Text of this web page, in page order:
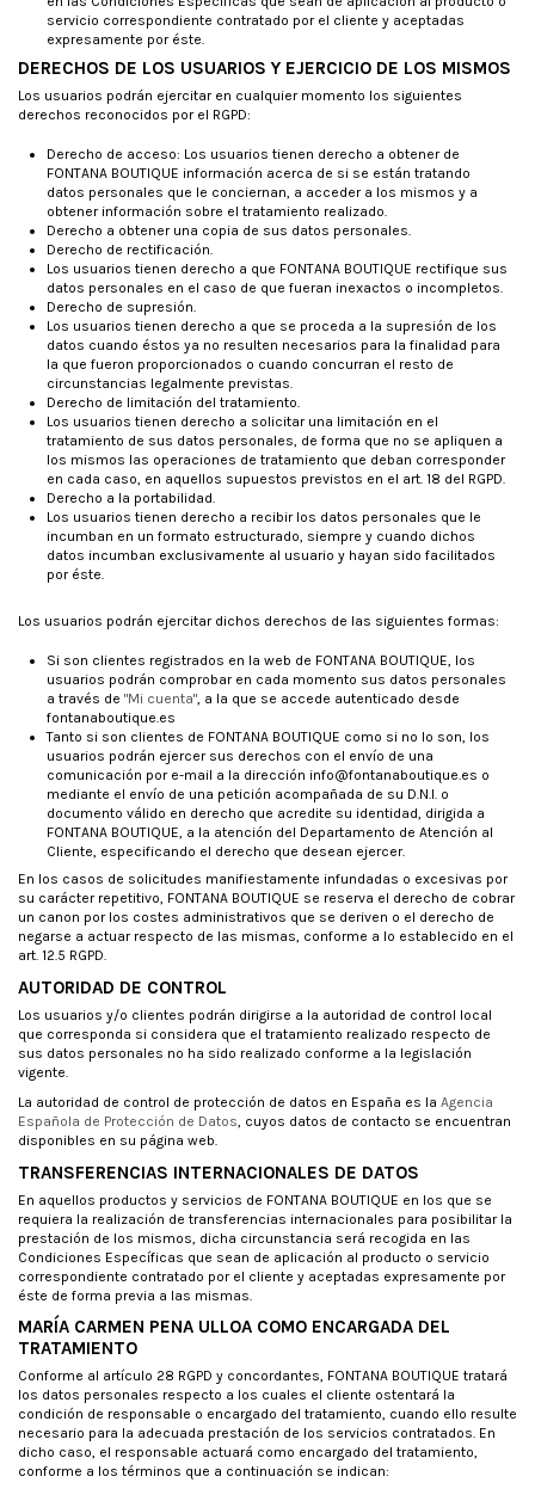
servicio correspondiente contratado por el cliente y aceptadas
expresamente por éste.
DERECHOS DE LOS USUARIOS Y EJERCICIO DE LOS MISMOS
Los usuarios podrán ejercitar en cualquier momento los siguientes
derechos reconocidos por el RGPD:
Derecho de acceso: Los usuarios tienen derecho a obtener de
FONTANA BOUTIQUE información acerca de si se están tratando
datos personales que le conciernan, a acceder a los mismos y a
obtener información sobre el tratamiento realizado.
Derecho a obtener una copia de sus datos personales.
Derecho de rectificación.
Los usuarios tienen derecho a que FONTANA BOUTIQUE rectifique sus
datos personales en el caso de que fueran inexactos o incompletos.
Derecho de supresión.
Los usuarios tienen derecho a que se proceda a la supresión de los
datos cuando éstos ya no resulten necesarios para la finalidad para
la que fueron proporcionados o cuando concurran el resto de
circunstancias legalmente previstas.
Derecho de limitación del tratamiento.
Los usuarios tienen derecho a solicitar una limitación en el
tratamiento de sus datos personales, de forma que no se apliquen a
los mismos las operaciones de tratamiento que deban corresponder
en cada caso, en aquellos supuestos previstos en el art. 18 del RGPD.
Derecho a la portabilidad.
Los usuarios tienen derecho a recibir los datos personales que le
incumban en un formato estructurado, siempre y cuando dichos
datos incumban exclusivamente al usuario y hayan sido facilitados
por éste.
Los usuarios podrán ejercitar dichos derechos de las siguientes formas:
Si son clientes registrados en la web de FONTANA BOUTIQUE, los
usuarios podrán comprobar en cada momento sus datos personales
a través de "Mi cuenta", a la que se accede autenticado desde
fontanaboutique.es
Tanto si son clientes de FONTANA BOUTIQUE como si no lo son, los
usuarios podrán ejercer sus derechos con el envío de una
comunicación por e-mail a la dirección info@fontanaboutique.es o
mediante el envío de una petición acompañada de su D.N.I. o
documento válido en derecho que acredite su identidad, dirigida a
FONTANA BOUTIQUE, a la atención del Departamento de Atención al
Cliente, especificando el derecho que desean ejercer.
En los casos de solicitudes manifiestamente infundadas o excesivas por
su carácter repetitivo, FONTANA BOUTIQUE se reserva el derecho de cobrar
un canon por los costes administrativos que se deriven o el derecho de
negarse a actuar respecto de las mismas, conforme a lo establecido en el
art. 12.5 RGPD.
AUTORIDAD DE CONTROL
Los usuarios y/o clientes podrán dirigirse a la autoridad de control local
que corresponda si considera que el tratamiento realizado respecto de
sus datos personales no ha sido realizado conforme a la legislación
vigente.
La autoridad de control de protección de datos en España es la Agencia
Española de Protección de Datos, cuyos datos de contacto se encuentran
disponibles en su página web.
TRANSFERENCIAS INTERNACIONALES DE DATOS
En aquellos productos y servicios de FONTANA BOUTIQUE en los que se
requiera la realización de transferencias internacionales para posibilitar la
prestación de los mismos, dicha circunstancia será recogida en las
Condiciones Específicas que sean de aplicación al producto o servicio
correspondiente contratado por el cliente y aceptadas expresamente por
éste de forma previa a las mismas.
MARÍA CARMEN PENA ULLOA COMO ENCARGADA DEL
TRATAMIENTO
Conforme al artículo 28 RGPD y concordantes, FONTANA BOUTIQUE tratará
los datos personales respecto a los cuales el cliente ostentará la
condición de responsable o encargado del tratamiento, cuando ello resulte
necesario para la adecuada prestación de los servicios contratados. En
dicho caso, el responsable actuará como encargado del tratamiento,
conforme a los términos que a continuación se indican: